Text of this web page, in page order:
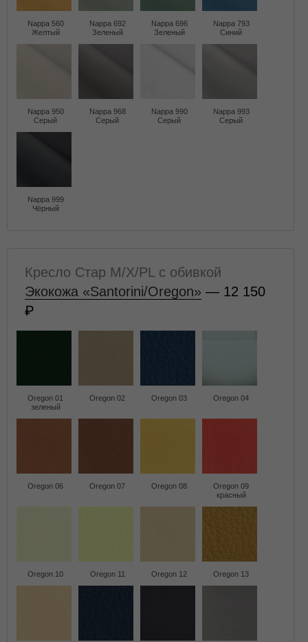
Nappa 560
Желтый
Nappa 692
Зеленый
Nappa 696
Зеленый
Nappa 793
Синий
Nappa 950
Серый
Nappa 968
Серый
Nappa 990
Серый
Nappa 993
Серый
Nappa 999
Чёрный
Кресло Стар M/X/PL с обивкой
Экокожа «Santorini/Oregon» — 12 150
Oregon 01
зеленый
Oregon 02 Oregon 03 Oregon 04
Oregon 06 Oregon 07 Oregon 08
Oregon 09
красный
Oregon 10 Oregon 11 Oregon 12 Oregon 13